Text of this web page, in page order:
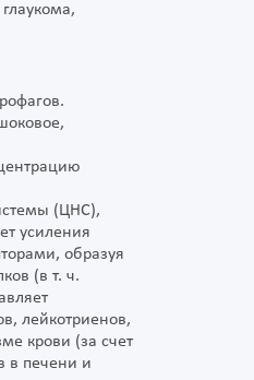
(ЦНС),
усиления
образуя
(в т. ч.
лейкотриенов,
крови (за счет
в печени и